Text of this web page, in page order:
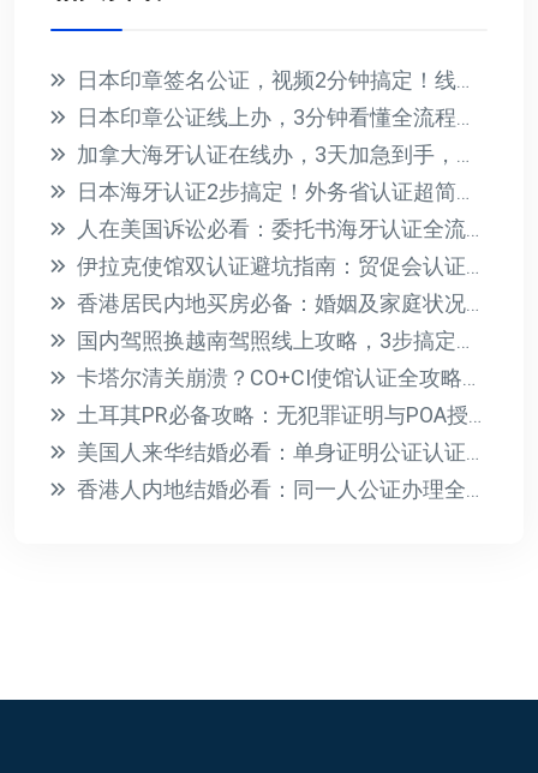
日本印章签名公证，视频2分钟搞定！线上办理省时省力
日本印章公证线上办，3分钟看懂全流程与避坑指南
加拿大海牙认证在线办，3天加急到手，无需到场
日本海牙认证2步搞定！外务省认证超简单指南
人在美国诉讼必看：委托书海牙认证全流程指南
伊拉克使馆双认证避坑指南：贸促会认证4大关键点
香港居民内地买房必备：婚姻及家庭状况声明书公证全攻略
国内驾照换越南驾照线上攻略，3步搞定双认证+有效期说明
卡塔尔清关崩溃？CO+CI使馆认证全攻略，3步搞定！
土耳其PR必备攻略：无犯罪证明与POA授权书海牙认证全流程
美国人来华结婚必看：单身证明公证认证全攻略
香港人内地结婚必看：同一人公证办理全攻略